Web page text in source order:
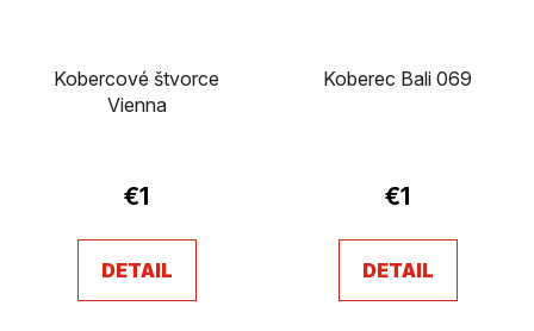
Kobercové štvorce
Vienna
€1
DETAIL
Koberec Bali 069
€1
DETAIL